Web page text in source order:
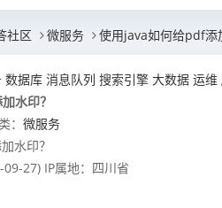
社区 微服务 使用java如何给pdf添
数据库 消息队列 搜索引擎 大数据 运维
水印？
： 微服务
水印？
09-27) IP属地：四川省